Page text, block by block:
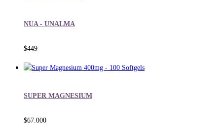
NUA - UNALMA
$449
SUPER MAGNESIUM
$67.000